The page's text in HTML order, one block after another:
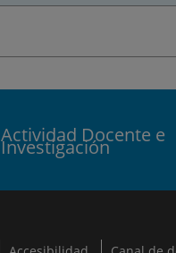
Actividad Docente e
Investigación